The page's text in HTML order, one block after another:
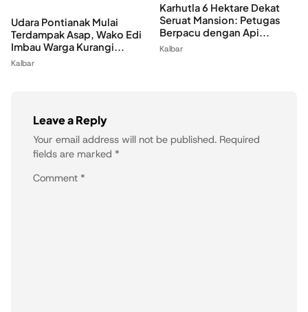
Udara Pontianak Mulai
Terdampak Asap, Wako Edi
Imbau Warga Kurangi...
Kalbar
Karhutla 6 Hektare Dekat
Seruat Mansion: Petugas
Berpacu dengan Api...
Kalbar
Leave a Reply
Your email address will not be published. Required
fields are marked *
Comment *